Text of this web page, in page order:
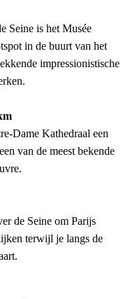
Seine is het Musée
in de buurt van het
impressionistische
Dame Kathedraal een
van de meest bekende
de Seine om Parijs
terwijl je langs de